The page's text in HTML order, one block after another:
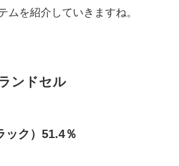
ムを紹介していきますね。
ンドセル
ック）51.4％